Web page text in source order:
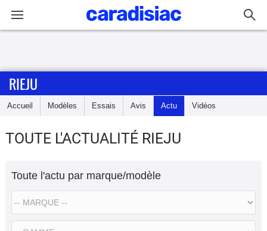
Accueil
Essais
Equipement
Avis
RIEJU
Accueil Modèles Essais Avis Actu Vidéos
TOUTE L'ACTUALITÉ RIEJU
Toute l'actu par marque/modèle